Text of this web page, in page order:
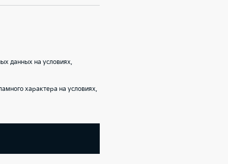
данных на условиях,
характера на условиях,